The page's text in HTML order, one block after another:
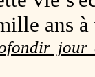
ans à